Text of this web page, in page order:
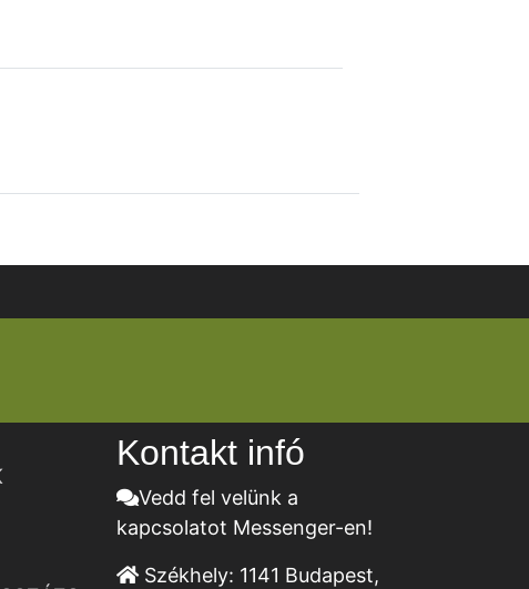
Kontakt infó
Vedd fel velünk a
kapcsolatot Messenger-en!
Székhely: 1141 Budapest,